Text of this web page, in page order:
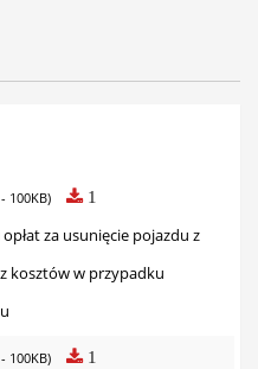
100KB) 1
za usunięcie pojazdu z
kosztów w przypadku
100KB) 1